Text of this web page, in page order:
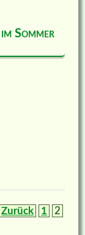
Sommer
Zurück
1 2